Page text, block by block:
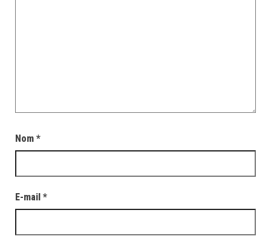
Nom *
E-mail *